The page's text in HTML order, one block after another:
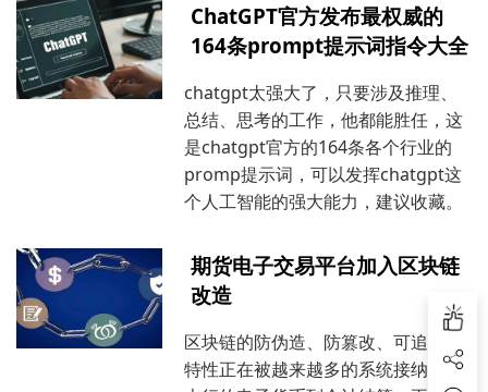
ChatGPT官方发布最权威的
164条prompt提示词指令大全
chatgpt太强大了，只要涉及推理、
总结、思考的工作，他都能胜任，这
是chatgpt官方的164条各个行业的
promp提示词，可以发挥chatgpt这
个人工智能的强大能力，建议收藏。
期货电子交易平台加入区块链
改造
区块链的防伪造、防篡改、可追溯等
特性正在被越来越多的系统接纳，从